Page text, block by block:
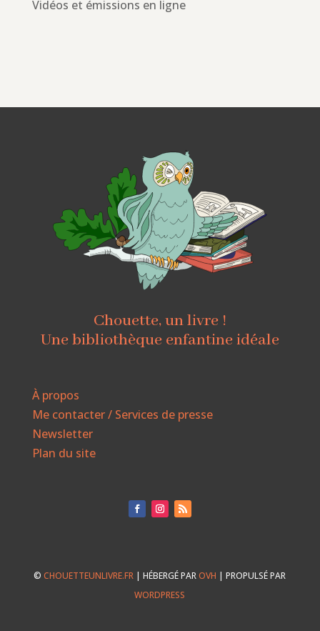
Vidéos et émissions en ligne
Chouette, un livre !
Une bibliothèque enfantine idéale
À propos
Me contacter / Services de presse
Newsletter
Plan du site
©CHOUETTEUNLIVRE.FR | HÉBERGÉ PAROVH | PROPULSÉ PAR
WORDPRESS